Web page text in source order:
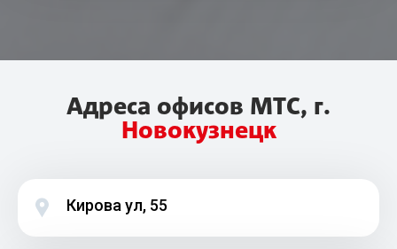
Адреса офисов МТС, г.
Новокузнецк
Кирова ул, 55